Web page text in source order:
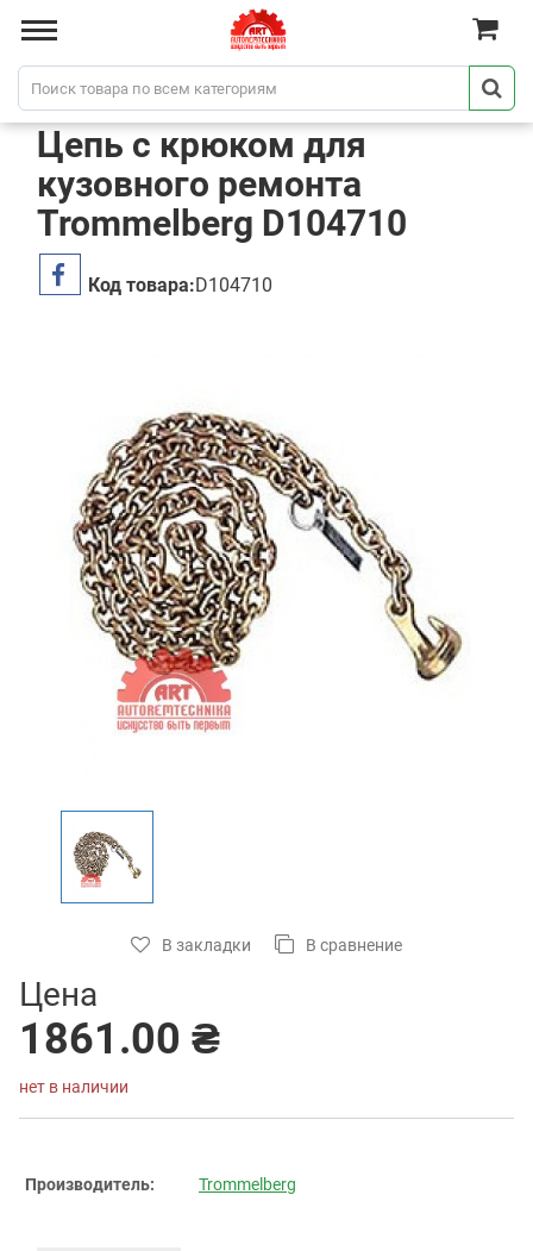
Цепь с крюком для
кузовного ремонта
Trommelberg D104710
Код товара:D104710
В закладки В сравнение
Цена
1861.00 ₴
нет в наличии
Производитель: Trommelberg